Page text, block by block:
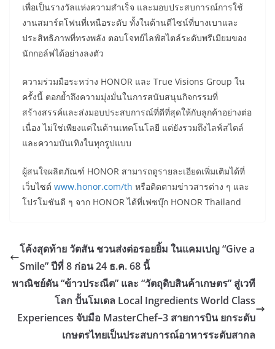
เพื่อเป็นรางวัลแห่งความสำเร็จ และมอบประสบการณ์การใช้
งานสมาร์ตโฟนที่เหนือระดับ ทั้งในด้านดีไซน์ที่บางเบาและ
ประสิทธิภาพที่ทรงพลัง ตอบโจทย์ไลฟ์สไตล์ระดับพรีเมียมของ
นักกอล์ฟได้อย่างลงตัว
ความร่วมมือระหว่าง HONOR และ True Visions Group ใน
ครั้งนี้ ตอกย้ำถึงความมุ่งมั่นในการสนับสนุนกิจกรรมที่
สร้างสรรค์และส่งมอบประสบการณ์ที่ดีที่สุดให้กับลูกค้าอย่างต่อ
เนื่อง ไม่ใช่เพียงแค่ในด้านเทคโนโลยี แต่ยังรวมถึงไลฟ์สไตล์
และความบันเทิงในทุกรูปแบบ
ผู้สนใจผลิตภัณฑ์ HONOR สามารถดูรายละเอียดเพิ่มเติมได้ที่
เว็บไซต์ www.honor.com/th หรือติดตามข่าวสารต่าง ๆ และ
โปรโมชันดี ๆ จาก HONOR ได้ที่เฟซบุ๊ก HONOR Thailand
โค้งสุดท้าย วัตสัน ชวนส่งต่อรอยยิ้ม ในแคมเปญ “Give a
Smile” ปีที่ 8 ก่อน 24 ธ.ค. 68 นี้
พาณิชย์ดัน “ข้าวประณีต” และ “วัตถุดิบสินค้าเกษตร” สู่เวที
โลก ปั้นโมเดล Local Ingredients World Class
Experiences จับมือ MasterChef–3 สายการบิน ยกระดับ
เกษตรไทยเป็นประสบการณ์อาหารระดับสากล